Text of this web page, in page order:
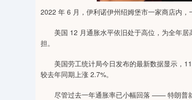
2022 年 6 月，伊利诺伊州绍姆堡市一家商店内，
美国 12 月通胀水平依旧处于高位，为全年居
担。
美国劳工统计局今日发布的最新数据显示，11
较去年同期上涨 2.7%。
尽管过去一年通胀率已小幅回落 —— 特朗普就